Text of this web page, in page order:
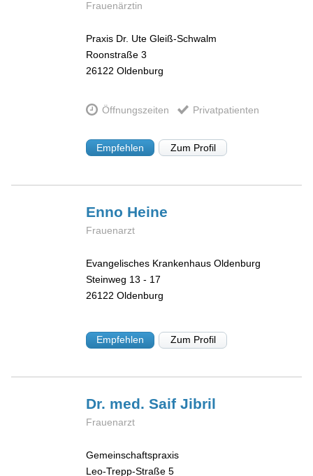
Frauenärztin
Praxis Dr. Ute Gleiß-Schwalm
Roonstraße 3
26122 Oldenburg
Öffnungszeiten Privatpatienten
Empfehlen Zum Profil
Enno Heine
Frauenarzt
Evangelisches Krankenhaus Oldenburg
Steinweg 13 - 17
26122 Oldenburg
Empfehlen Zum Profil
Dr. med. SaifJibril
Frauenarzt
Gemeinschaftspraxis
Leo-Trepp-Straße 5